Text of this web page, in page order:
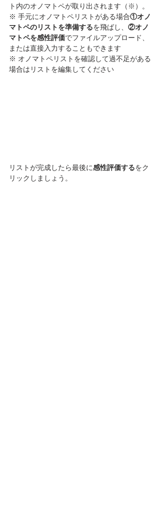
ト内のオノマトペが取り出されます（※）。
※ 手元にオノマトペリストがある場合①オノ
マトペのリストを準備するを飛ばし、 ②オノ
マトペを感性評価でファイルアップロード、
または直接入力することもできます
※ オノマトペリストを確認して過不足がある
場合はリストを編集してください
リストが完成したら最後に感性評価するをク
リックしましょう。